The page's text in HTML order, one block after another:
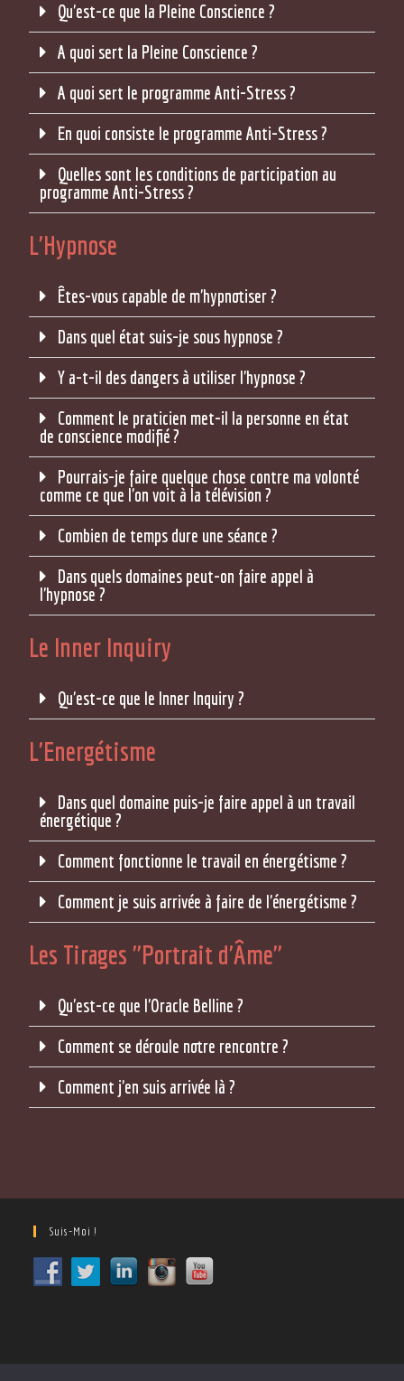
Qu'est-ce que la Pleine Conscience ?
A quoi sert la Pleine Conscience ?
A quoi sert le programme Anti-Stress ?
En quoi consiste le programme Anti-Stress ?
Quelles sont les conditions de participation au
programme Anti-Stress ?
L'Hypnose
Êtes-vous capable de m'hypnotiser ?
Dans quel état suis-je sous hypnose ?
Y a-t-il des dangers à utiliser l'hypnose ?
Comment le praticien met-il la personne en état
de conscience modifié ?
Pourrais-je faire quelque chose contre ma volonté
comme ce que l'on voit à la télévision ?
Combien de temps dure une séance ?
Dans quels domaines peut-on faire appel à
l'hypnose ?
Le Inner Inquiry
Qu'est-ce que le Inner Inquiry ?
L'Energétisme
Dans quel domaine puis-je faire appel à un travail
énergétique ?
Comment fonctionne le travail en énergétisme ?
Comment je suis arrivée à faire de l'énergétisme ?
Les Tirages "Portrait d'Âme"
Qu'est-ce que l'Oracle Belline ?
Comment se déroule notre rencontre ?
Comment j'en suis arrivée là ?
Suis-Moi !